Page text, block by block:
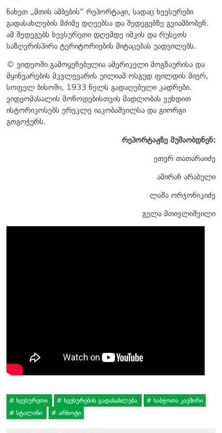
ნახეთ „მთის ამბების“ რეპორტაჟი, სადაც ხევსურები
გადასახლების მძიმე დღეებსა და შედეგებზე გვიამბობენ.
ამ შედეგებს ხევსურეთი დღემდე იმკის და რუსეთს
საზღვრისპირა ტერიტორიების მიტაცებას უადვილებს.
© ვიდეოში გამოყენებულია ამერიკელი მოგზაურისა და
მყინვარების მკვლევარის უილიამ ოსგუდ ფილდის მიერ,
სოფელ ბისოში, 1933 წელს გადაღებული კადრები.
ვიდეომასალის მოწოდებისთვის მადლობას ვუხდით
ისტორიკოსებს ერეკლე იაკობაშვილსა და გიორგი
გოგოჭურს.
რეპორტაჟზე მუშაობდნენ:
ეთერ თათარაიძე
ამირან არაბული
ლაშა ორჯონიკიძე
გელა მთივლიშვილი
ხევსურეთი ხევსურების გადასახლება
საბჭოთა კავშირი
სტალინი
არხოტი